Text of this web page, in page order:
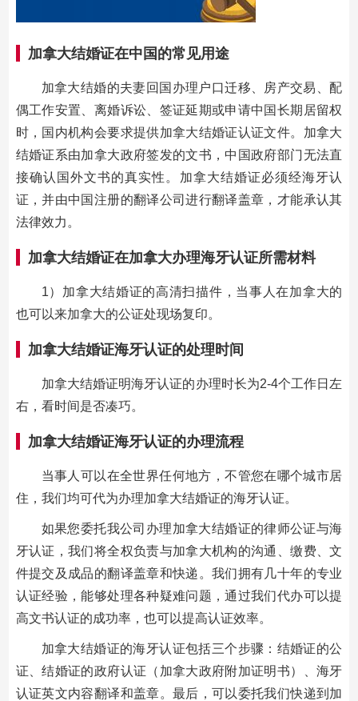
加拿大结婚证在中国的常见用途
加拿大结婚的夫妻回国办理户口迁移、房产交易、配
偶工作安置、离婚诉讼、签证延期或申请中国长期居留权
时，国内机构会要求提供加拿大结婚证认证文件。加拿大
结婚证系由加拿大政府签发的文书，中国政府部门无法直
接确认国外文书的真实性。加拿大结婚证必须经海牙认
证，并由中国注册的翻译公司进行翻译盖章，才能承认其
法律效力。
加拿大结婚证在加拿大办理海牙认证所需材料
1）加拿大结婚证的高清扫描件，当事人在加拿大的
也可以来加拿大的公证处现场复印。
加拿大结婚证海牙认证的处理时间
加拿大结婚证明海牙认证的办理时长为2-4个工作日左
右，看时间是否凑巧。
加拿大结婚证海牙认证的办理流程
当事人可以在全世界任何地方，不管您在哪个城市居
住，我们均可代为办理加拿大结婚证的海牙认证。
如果您委托我公司办理加拿大结婚证的律师公证与海
牙认证，我们将全权负责与加拿大机构的沟通、缴费、文
件提交及成品的翻译盖章和快递。我们拥有几十年的专业
认证经验，能够处理各种疑难问题，通过我们代办可以提
高文书认证的成功率，也可以提高认证效率。
加拿大结婚证的海牙认证包括三个步骤：结婚证的公
证、结婚证的政府认证（加拿大政府附加证明书）、海牙
认证英文内容翻译和盖章。最后，可以委托我们快递到加